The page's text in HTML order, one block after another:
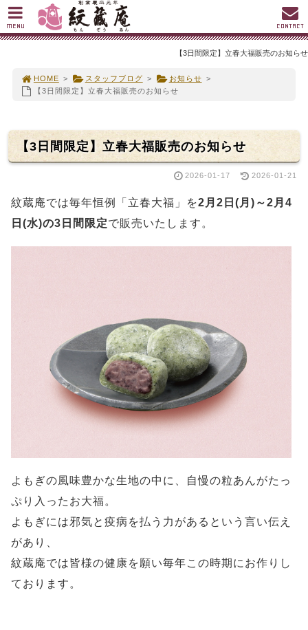
【3日間限定】立春大福販売のお知らせ
HOME > スタッフブログ > お知らせ >
【3日間限定】立春大福販売のお知らせ
【3日間限定】立春大福販売のお知らせ
2026-01-17 2026-01-21
紋蔵庵では毎年恒例「立春大福」を2月2日(月)～2月4
日(水)の3日間限定で販売いたします。
よもぎの風味豊かな生地の中に、自慢の粒あんがたっ
ぷり入ったお大福。
よもぎには邪気と疫病を払う力があるという言い伝え
があり、
紋蔵庵では皆様の健康を願い毎年この時期にお作りし
ております。
MENU CONTACT